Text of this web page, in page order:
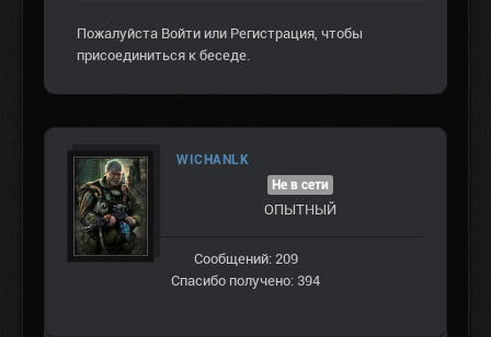
Пожалуйста Войти или Регистрация , чтобы
присоединиться к беседе.
WICHANLK
Не в сети
ОПЫТНЫЙ
Сообщений: 209
Спасибо получено: 394